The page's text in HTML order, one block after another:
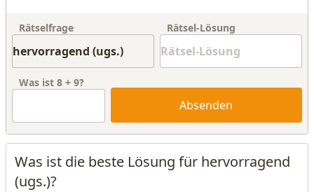
Rätselfrage Rätsel-Lösung
Was ist 8 + 9?
Absenden
Was ist die beste Lösung für hervorragend
(ugs.)?